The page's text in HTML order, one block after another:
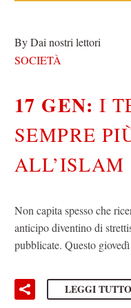
By Dai nostri lettori
SOCIETÀ
17 GEN:I
SEMPRE
ALL’ISLAM
Non capita spesso che
anticipo diventino di
pubblicate. Questo
LEGGI TUTTO